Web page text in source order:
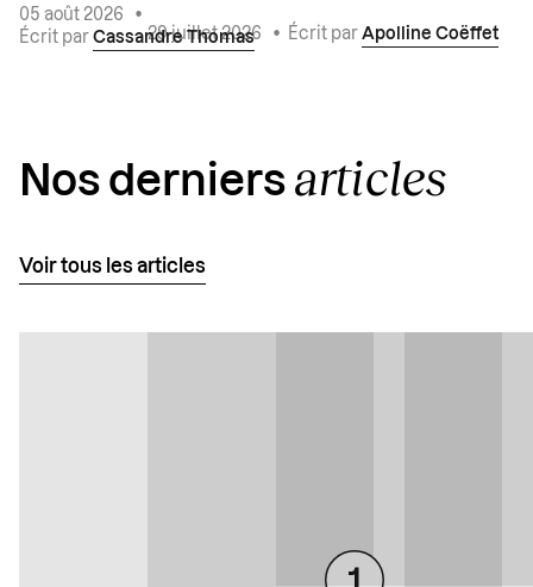
05 août 2026
•
Écrit par Cassandre Thomas
29 juillet 2026 • Écrit par Apolline Coëffet
Nos derniers articles
Voir tous les articles